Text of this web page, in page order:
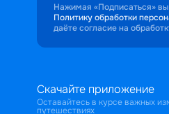
Нажимая «Подписаться»
Политику обработки
даёте согласие на
Скачайте приложение
Оставайтесь в курсе важных
путешествиях